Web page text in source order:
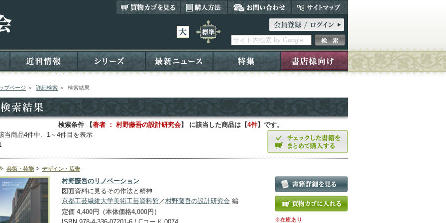
プページ ＞ 詳細検索 ＞ 検索結果
検索条件 【著者 ： 村野藤吾の設計研究会】 に該当した商品は【4件】です。
当商品4件中、1～4件目を表示
芸術・芸能 > デザイン・広告
村野藤吾のリノベーション
図面資料に見るその作法と精神
京都工芸繊維大学美術工芸資料館／村野藤吾の設計研究会 編
定価 4,400円（本体価格4,000円）
※在庫あり